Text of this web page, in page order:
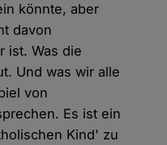
könnte, aber
davon
ist. Was die
Und was wir alle
von
Es ist ein
Kind' zu